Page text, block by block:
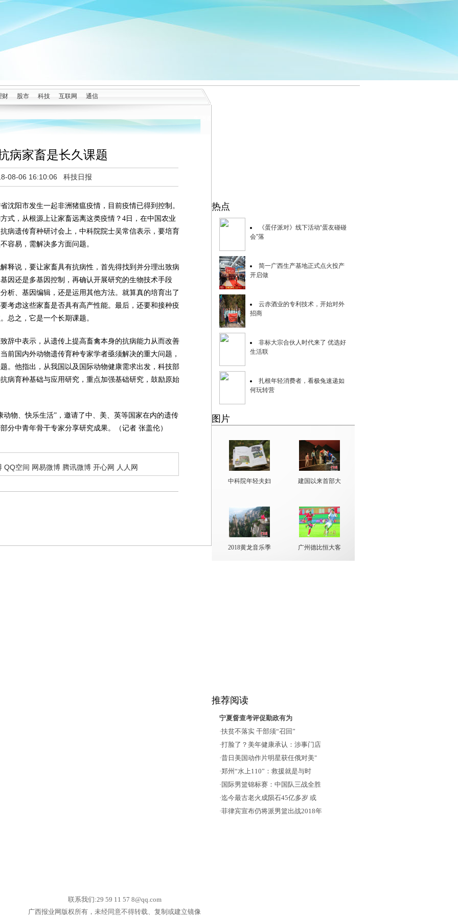
财 股市 科技 互联网 通信
病家畜是长久课题
08-06 16:10:06 科技日报
沈阳市发生一起非洲猪瘟疫情，目前疫情已得到控制。
式，从根源上让家畜远离这类疫情？4日，在中国农业
病遗传育种研讨会上，中科院院士吴常信表示，要培育
容易，需解决多方面问题。
释说，要让家畜具有抗病性，首先得找到并分理出致病
因还是多基因控制，再确认开展研究的生物技术手段
、基因编辑，还是运用其他方法。就算真的培育出了
考虑这些家畜是否具有高产性能。最后，还要和接种疫
总之，它是一个长期课题。
辞中表示，从遗传上提高畜禽本身的抗病能力从而改善
前国内外动物遗传育种专家学者亟须解决的重大问题，
。他指出，从我国以及国际动物健康需求出发，科技部
病育种基础与应用研究，重点加强基础研究，鼓励原始
动物、快乐生活”，邀请了中、美、英等国家在内的遗传
分中青年骨干专家分享研究成果。（记者 张盖伦）
QQ空间 网易微博 腾讯微博 开心网 人人网
热点
《蛋仔派对》线下活动“蛋友碰碰
会”落
简一广西生产基地正式点火投产
开启做
云赤酒业的专利技术，开始对外
招商
非标大宗合伙人时代来了 优选好
生活联
扎根年轻消费者，看极兔速递如
何玩转营
山里凤凰飞出村庄电子商务联通
全国 广
心技术
一周两只内地教育股敲锣 教育类
企业为
减少一半
图片
中科院年轻夫妇 建国以来首部大
2018黄龙音乐季 广州德比恒大客
推荐阅读
宁夏督查考评促勤政有为
·扶贫不落实 干部须“召回”
·打脸了？美年健康承认：涉事门店
·昔日美国动作片明星获任俄对美"
·郑州“水上110”：救援就是与时
· 国际男篮锦标赛：中国队三战全胜
·迄今最古老火成陨石45亿多岁 或
·菲律宾宣布仍将派男篮出战2018年
联系我们:29 59 11 57 8@qq.com
网站地图 合作伙伴 版权声明 关于本站
广西报业网版权所有，未经同意不得转载、复制或建立镜像